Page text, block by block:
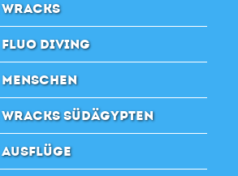
FLUO DIVING
SÜDÄGYPTEN